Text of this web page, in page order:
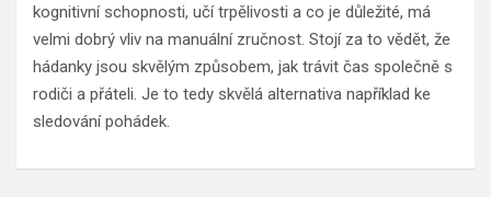
kognitivní schopnosti, učí trpělivosti a co je důležité, má
velmi dobrý vliv na manuální zručnost. Stojí za to vědět, že
hádanky jsou skvělým způsobem, jak trávit čas společně s
rodiči a přáteli. Je to tedy skvělá alternativa například ke
sledování pohádek.